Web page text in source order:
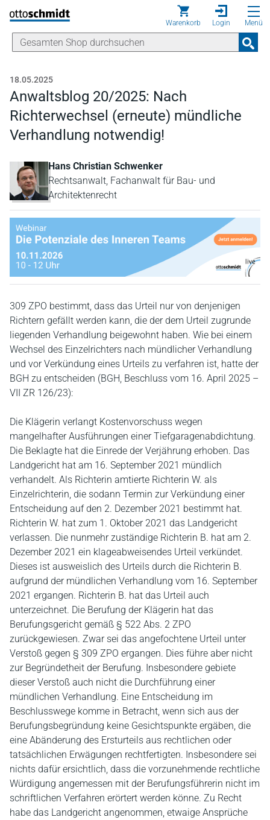
Direkt zum Inhalt
Warenkorb Login Menü
18.05.2025
Anwaltsblog 20/2025: Nach
Richterwechsel (erneute) mündliche
Verhandlung notwendig!
Hans Christian Schwenker
Rechtsanwalt, Fachanwalt für Bau- und
Architektenrecht
309 ZPO bestimmt, dass das Urteil nur von denjenigen
Richtern gefällt werden kann, die der dem Urteil zugrunde
liegenden Verhandlung beigewohnt haben. Wie bei einem
Wechsel des Einzelrichters nach mündlicher Verhandlung
und vor Verkündung eines Urteils zu verfahren ist, hatte der
BGH zu entscheiden (BGH, Beschluss vom 16. April 2025 –
VII ZR 126/23):
Die Klägerin verlangt Kostenvorschuss wegen
mangelhafter Ausführungen einer Tiefgaragenabdichtung.
Die Beklagte hat die Einrede der Verjährung erhoben. Das
Landgericht hat am 16. September 2021 mündlich
verhandelt. Als Richterin amtierte Richterin W. als
Einzelrichterin, die sodann Termin zur Verkündung einer
Entscheidung auf den 2. Dezember 2021 bestimmt hat.
Richterin W. hat zum 1. Oktober 2021 das Landgericht
verlassen. Die nunmehr zuständige Richterin B. hat am 2.
Dezember 2021 ein klageabweisendes Urteil verkündet.
Dieses ist ausweislich des Urteils durch die Richterin B.
aufgrund der mündlichen Verhandlung vom 16. September
2021 ergangen. Richterin B. hat das Urteil auch
unterzeichnet. Die Berufung der Klägerin hat das
Berufungsgericht gemäß § 522 Abs. 2 ZPO
zurückgewiesen. Zwar sei das angefochtene Urteil unter
Verstoß gegen § 309 ZPO ergangen. Dies führe aber nicht
zur Begründetheit der Berufung. Insbesondere gebiete
dieser Verstoß auch nicht die Durchführung einer
mündlichen Verhandlung. Eine Entscheidung im
Beschlusswege komme in Betracht, wenn sich aus der
Berufungsbegründung keine Gesichtspunkte ergäben, die
eine Abänderung des Ersturteils aus rechtlichen oder
tatsächlichen Erwägungen rechtfertigten. Insbesondere sei
nichts dafür ersichtlich, dass die vorzunehmende rechtliche
Würdigung angemessen mit der Berufungsführerin nicht im
schriftlichen Verfahren erörtert werden könne. Zu Recht
habe das Landgericht angenommen, etwaige Ansprüche